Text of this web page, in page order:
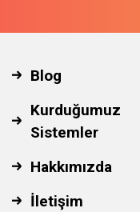
Blog
Kurduğumuz
Sistemler
Hakkımızda
İletişim